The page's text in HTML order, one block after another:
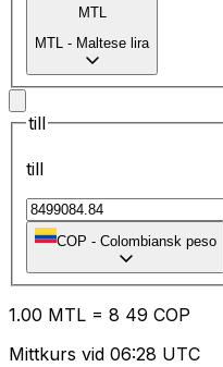
MTL
MTL - Maltese lira
till
till
COP - Colombiansk peso
1.00 MTL = 8 49 COP
Mittkurs vid 06:28 UTC